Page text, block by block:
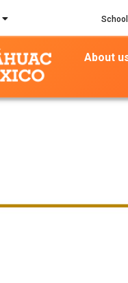
About